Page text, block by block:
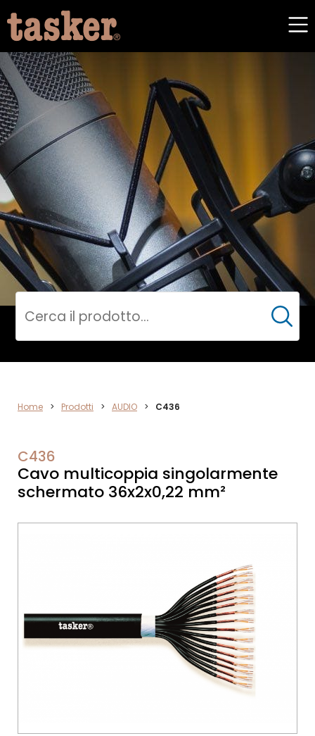
AUDIO
Cerca
Home > Prodotti > AUDIO > C436
C436
Cavo multicoppia singolarmente
schermato 36x2x0,22 mm²